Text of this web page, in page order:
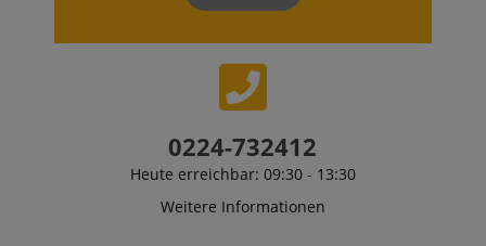
0224-732412
Heute erreichbar: 09:30 - 13:30
Weitere Informationen